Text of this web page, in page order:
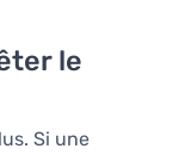
le
Si une